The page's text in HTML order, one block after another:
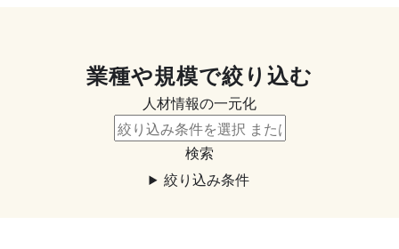
業種や規模で絞り込む
人材情報の一元化
検索
絞り込み条件